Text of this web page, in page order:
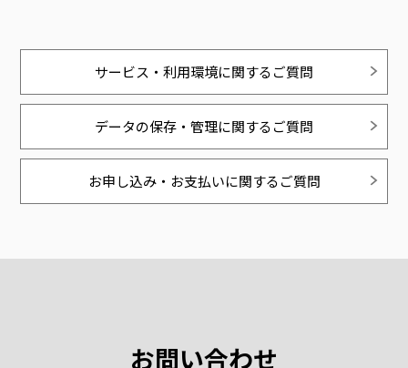
サービス・利用環境に関するご質問
データの保存・管理に関するご質問
お申し込み・お支払いに関するご質問
お問い合わせ